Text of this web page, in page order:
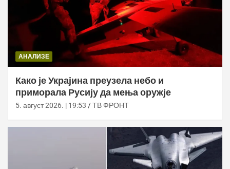
АНАЛИЗЕ
Како је Украјина преузела небо и
приморала Русију да мења оружје
5. август 2026. | 19:53 ТВ ФРОНТ